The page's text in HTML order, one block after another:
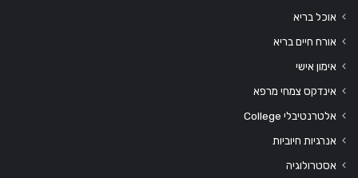
אוכל בריא
אורח חיים בריא
אימון אישי
אינדקס צמחי מרפא
אלטרנטיבלי College
אנרגיות חיוביות
אסטרולוגיה